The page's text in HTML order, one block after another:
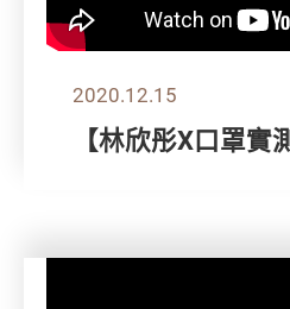
2020.12.15
【林欣彤X口罩實